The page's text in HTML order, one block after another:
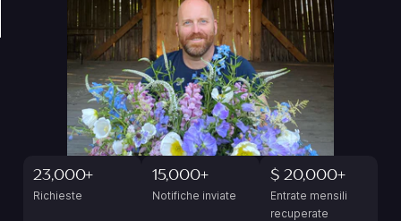
23,000+
Richieste
15,000+
Notifiche inviate
$ 20,000+
Entrate mensili
recuperate